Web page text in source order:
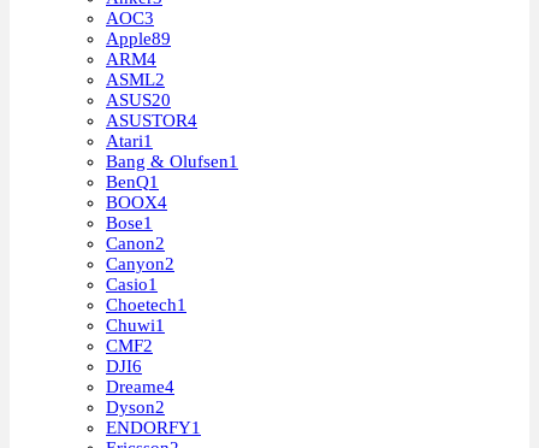
AOC3
Apple89
ARM4
ASML2
ASUS20
ASUSTOR4
Atari1
Bang & Olufsen1
BenQ1
BOOX4
Bose1
Canon2
Canyon2
Casio1
Choetech1
Chuwi1
CMF2
DJI6
Dreame4
Dyson2
ENDORFY1